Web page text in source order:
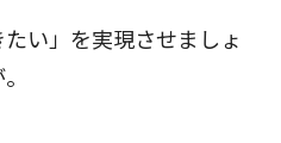
い」を実現させましょ